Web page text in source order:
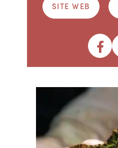
SITE WEB